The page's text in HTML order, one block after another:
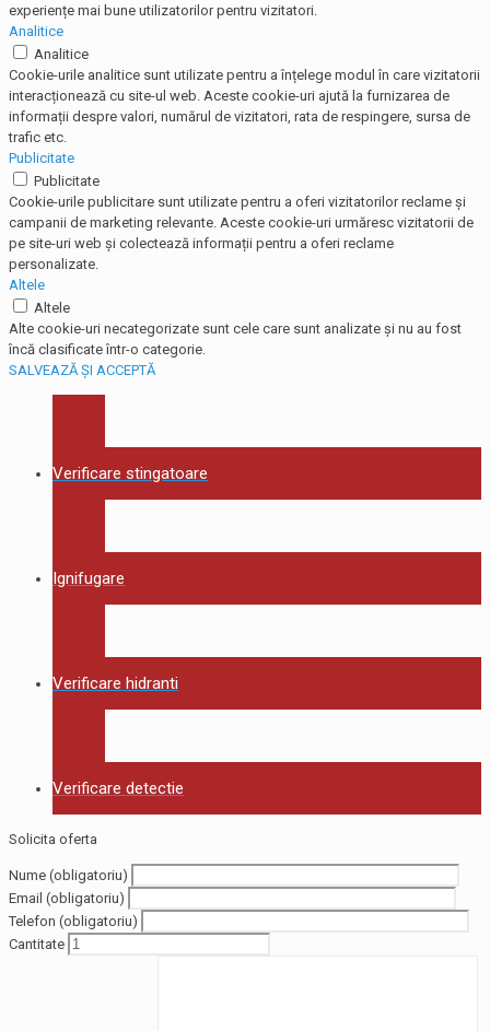
experiențe mai bune utilizatorilor pentru vizitatori.
Analitice
Analitice
Cookie-urile analitice sunt utilizate pentru a înțelege modul în care vizitatorii
interacționează cu site-ul web. Aceste cookie-uri ajută la furnizarea de
informații despre valori, numărul de vizitatori, rata de respingere, sursa de
trafic etc.
Publicitate
Publicitate
Cookie-urile publicitare sunt utilizate pentru a oferi vizitatorilor reclame și
campanii de marketing relevante. Aceste cookie-uri urmăresc vizitatorii de
pe site-uri web și colectează informații pentru a oferi reclame
personalizate.
Altele
Altele
Alte cookie-uri necategorizate sunt cele care sunt analizate și nu au fost
încă clasificate într-o categorie.
SALVEAZĂ ȘI ACCEPTĂ
Verificare stingatoare
Ignifugare
Verificare hidranti
Verificare detectie
Solicita oferta
Nume (obligatoriu)
Email (obligatoriu)
Telefon (obligatoriu)
Cantitate